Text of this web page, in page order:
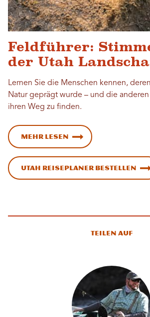
Feldführer:
der Utah
Lernen Sie die Menschen kennen,
Natur geprägt wurde – und die
ihren Weg zu finden.
Mehr lesen
Utah Reiseplaner bestellen
Teilen auf